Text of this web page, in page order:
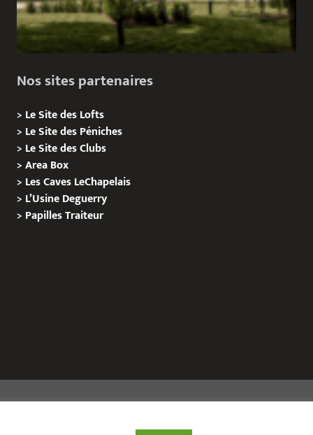
Nos sites partenaires
> Le Site des Lofts
> Le Site des Péniches
> Le Site des Clubs
>Area Box
> Les Caves LeChapelais
> L’Usine Deguerry
> PapillesTraiteur